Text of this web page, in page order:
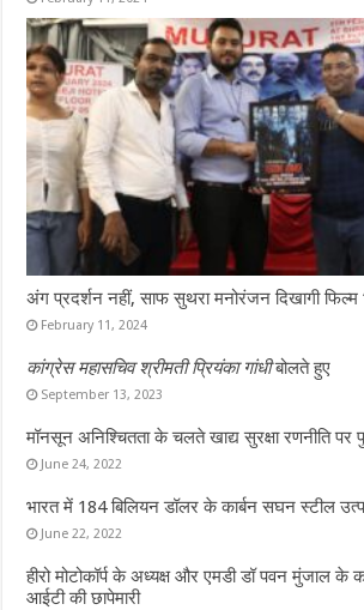
अंग प्रदर्शन नहीं, साफ सुथरा मनोरंजन दिखागी
February 11, 2024
कांग्रेस महासचिव श्रीमती प्रियंका गांधीबोलते हुए
September 13, 2023
मॉनसून अनिश्चितता के चलते खाद्य सुरक्षा रणनीति पर
June 24, 2022
भारत में 184 बिलियन डॉलर के कार्बन सघन स्टील
June 22, 2022
हीरो मोटोकॉर्प के अध्यक्ष और एमडी डॉ पवन मुंजाल के
आईटी की छापेमारी